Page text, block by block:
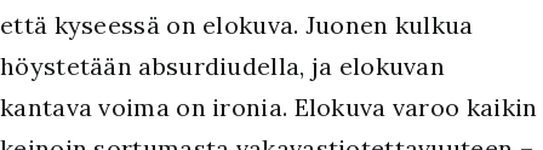
että kyseessä on elokuva. Juonen kulkua
höystetään absurdiudella, ja elokuvan
kantava voima on ironia. Elokuva varoo kaikin